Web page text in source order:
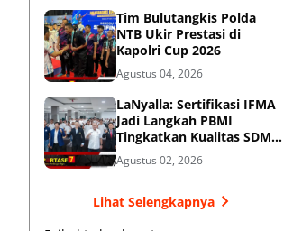
Tim Bulutangkis Polda
NTB Ukir Prestasi di
Kapolri Cup 2026
Agustus 04, 2026
LaNyalla: Sertifikasi IFMA
Jadi Langkah PBMI
Tingkatkan Kualitas SDM
Muaythai
Agustus 02, 2026
Lihat Selengkapnya